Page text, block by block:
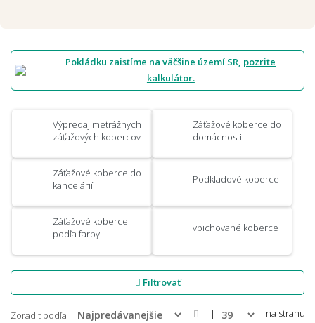
Pokládku zaistíme na väčšine území SR, pozrite
kalkulátor.
Výpredaj metrážnych
záťažových kobercov
Záťažové koberce do
domácnosti
Záťažové koberce do
kancelárií
Podkladové koberce
Záťažové koberce
podľa farby
vpichované koberce
Filtrovať
Zoradiť podľa |
na stranu